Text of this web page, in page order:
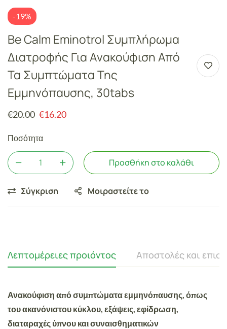
-19%
Be Calm Eminotrol Συμπλήρωμα
Διατροφής Για Ανακούφιση Από
Τα Συμπτώματα Της
Εμμηνόπαυσης, 30tabs
€20.00 €16.20
Ποσότητα
Προσθήκη στο καλάθι
Σύγκριση Μοιραστείτε το
Λεπτομέρειες προιόντος Αποστολές και
Ανακούφιση από συμπτώματα εμμηνόπαυσης, όπως
του ακανόνιστου κύκλου, εξάψεις, εφίδρωση,
διαταραχές ύπνου και συναισθηματικών